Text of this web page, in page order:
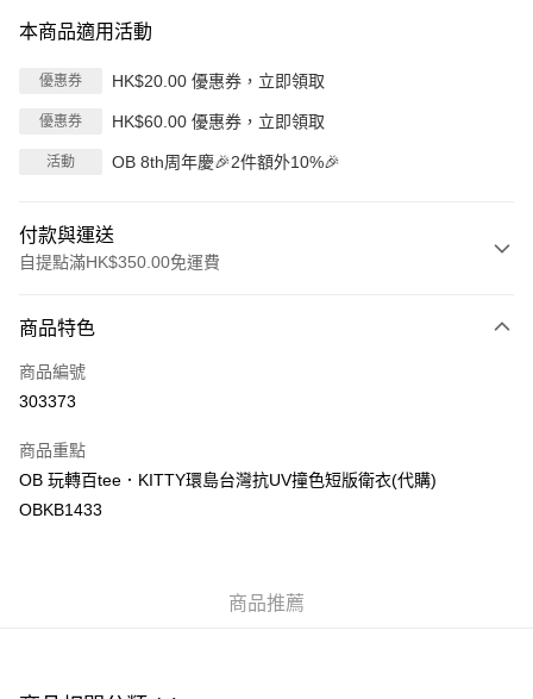
本商品適用活動
優惠券 HK$20.00 優惠券，立即領取
優惠券 HK$60.00 優惠券，立即領取
活動 OB 8th周年慶🎉2件額外10%🎉
付款與運送
自提點滿HK$350.00免運費
信用卡
Apple Pay
PayMe
WeChat Pay
付款後順豐站及營業點
商品特色
商品編號
303373
商品重點
OB 玩轉百tee．KITTY環島台灣抗UV撞色短版衛衣(代購)
OBKB1433
商品推薦